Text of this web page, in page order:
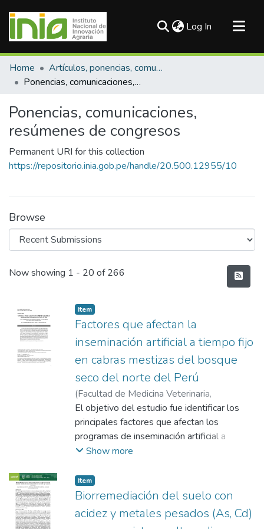
Log In (current)
Communities & Collections
All of DSpace
Home
Artículos, ponencias, comunicaciones en congresos
Ponencias, comunicaciones, resúmenes de congresos
Ponencias, comunicaciones,
resúmenes de congresos
Permanent URI for this collection
https://repositorio.inia.gob.pe/handle/20.500.12955/10
Browse
Recent Submissions
Now showing 1 - 20 of 266
Item
Factores que afectan la
inseminación artificial a tiempo fijo
en cabras mestizas del bosque
seco del norte del Perú
(Facultad de Medicina Veterinaria,
Universidad Nacional Mayor de San Marcos
2025-12-19)Huamán Pasco, Doris
Guadalupe ;Gonzales Guevara, Pablo Ross
El objetivo del estudio fue identificar los
principales factores que afectan los
programas de inseminación artificial a
tiempo fijo (IATF) en caprinos mestizos del
determinó el porcentaje de preñez,
analizando el efecto del peso y edad al
momento de la IATF, la estación donde se
realizó (cálida o templado), el manejo
Show more
Item
Biorremediación del suelo con
acidez y metales pesados (As, Cd)